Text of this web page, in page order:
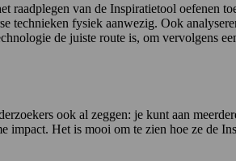
raadplegen van de Inspiratietool oefenen
technieken fysiek aanwezig. Ook
de juiste route is, om vervolgens
ook al zeggen: je kunt aan
impact. Het is mooi om te zien hoe ze de